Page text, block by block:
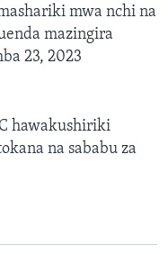
mwa nchi na
mazingira
23, 2023
hawakushiriki
na sababu za